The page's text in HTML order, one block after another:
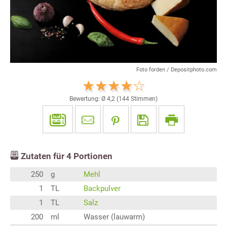
Foto forden / Depositphoto.com
Bewertung: Ø 4,2 (144 Stimmen)
Zutaten für 4 Portionen
250 g
Mehl
1
TL
Backpulver
1
TL
Salz
200
ml
Wasser (lauwarm)